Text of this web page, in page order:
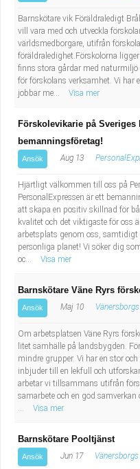
Barnskötare vik Föräldraledigt
vill vara med och utveckla
världsmedborgare, utifrån
föräldraledighet.Förskolorna
finns stora gårdar med naturmiljö
för förskolans verksamhet. Vi har
jobbar me...
Visa mer
Förskolevikarie på
bemanningsföretag!
Ansök Aug 13
Hjärtligt välkommen till oss på
PersonalExpressen är ett
att skapa en positiv skillnad för
kvalitet och det viktigaste för oss
arbetsplats genom oss,
personliga planet! Vi söker dig
oc...
Visa mer
Barnskötare Väne Ryrs
Ansök Maj 10
Om arbetsplatsen Väne Ryrs
litet samhälle på landsbygden.
mindre grupper. Vi har en stor
inbjuder till en lekfull och
arbetar vi tillsammans utifrån
samarbete och en god
...
Visa mer
Barnskötare Pooltjänst
Ansök Jun 17